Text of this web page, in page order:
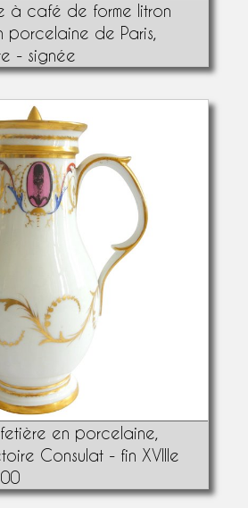
à café de forme litron
porcelaine de Paris,
- signée
en porcelaine,
Consulat - fin XVIIIe